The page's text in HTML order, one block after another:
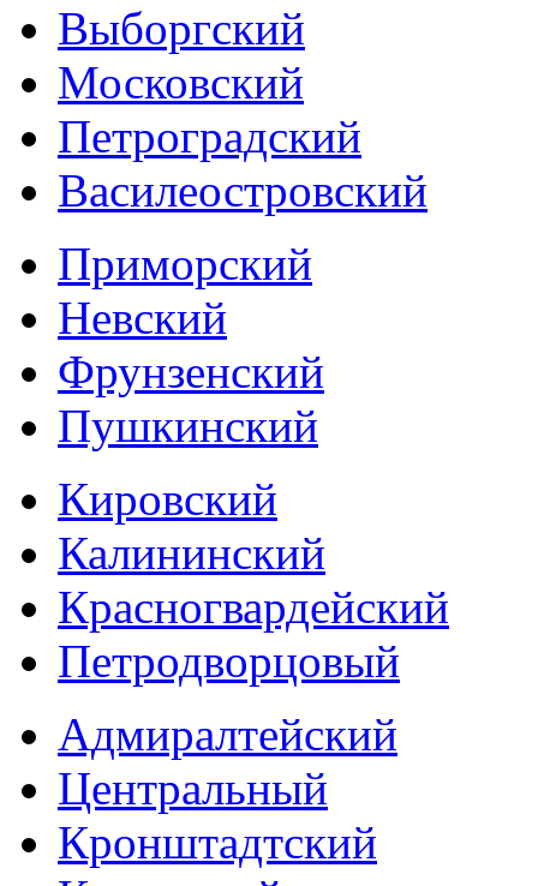
Выборгский
Московский
Петроградский
Василеостровский
Приморский
Невский
Фрунзенский
Пушкинский
Кировский
Калининский
Красногвардейский
Петродворцовый
Адмиралтейский
Центральный
Кронштадтский